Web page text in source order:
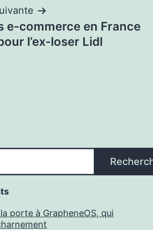
e-commerce en France
l’ex-loser Lidl
porte à GrapheneOS, qui